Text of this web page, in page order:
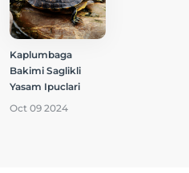
Kaplumbaga
Bakimi Saglikli
Yasam Ipuclari
Oct 09 2024